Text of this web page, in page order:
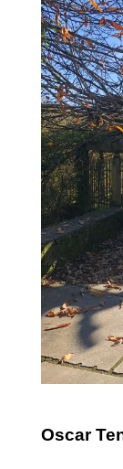
Oscar